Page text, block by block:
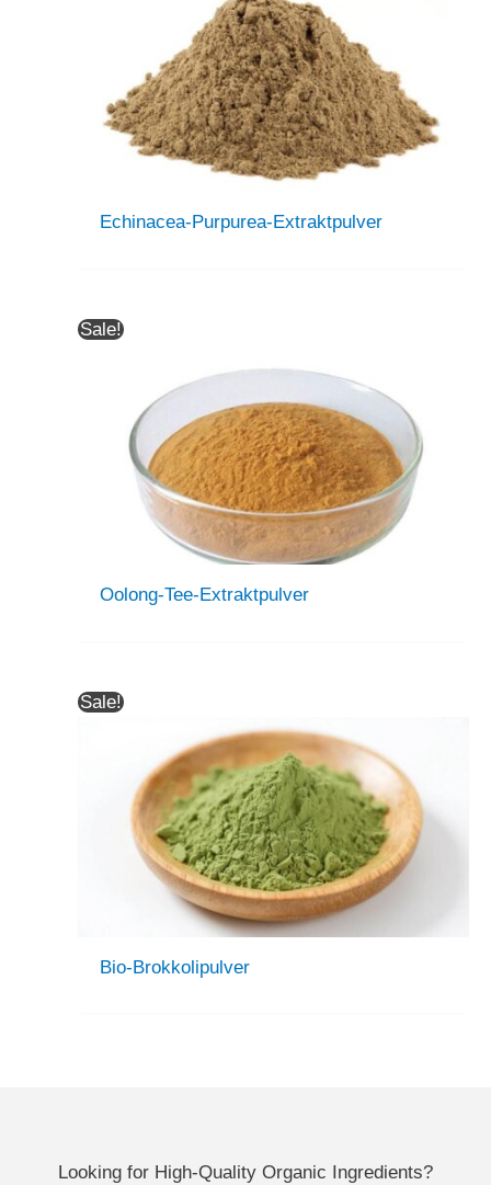
Echinacea-Purpurea-Extraktpulver
Sale!
Oolong-Tee-Extraktpulver
Sale!
Bio-Brokkolipulver
Looking for High-Quality Organic Ingredients?